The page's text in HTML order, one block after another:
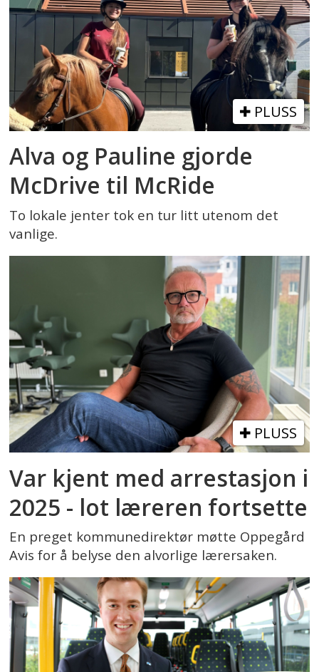
PLUSS
Alva og Pauline gjorde
McDrive til McRide
To lokale jenter tok en tur litt utenom det
vanlige.
PLUSS
Var kjent med arrestasjon i
2025 - lot læreren fortsette
En preget kommunedirektør møtte Oppegård
Avis for å belyse den alvorlige lærersaken.